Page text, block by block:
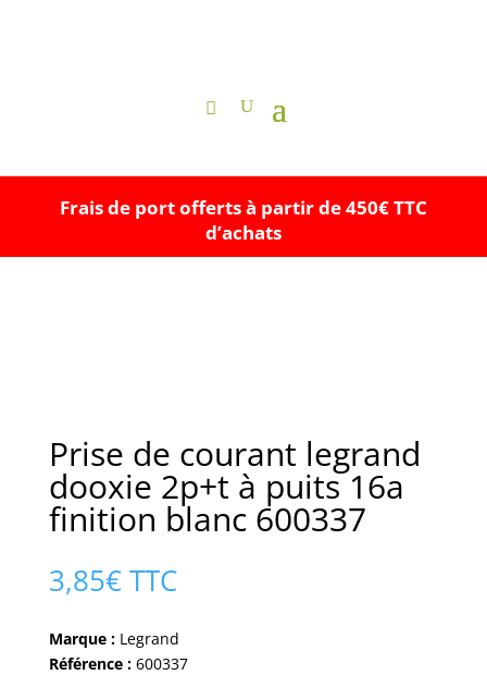
Frais de port offerts à partir de 450€ TTC
d’achats
Prise de courant legrand
dooxie 2p+t à puits 16a
finition blanc 600337
3,85€ TTC
Marque :Legrand
Référence :600337